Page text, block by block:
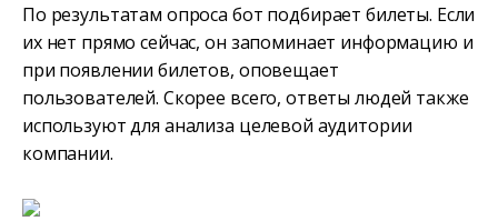
По результатам опроса бот подбирает билеты. Если
их нет прямо сейчас, он запоминает информацию и
при появлении билетов, оповещает
пользователей. Скорее всего, ответы людей также
используют для анализа целевой аудитории
компании.